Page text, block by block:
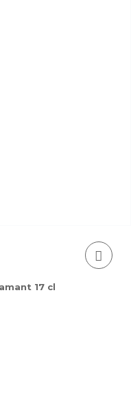
17 cl